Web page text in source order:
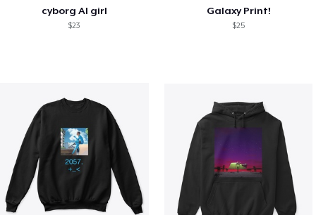
cyborg AI girl
$23
Galaxy Print!
$25